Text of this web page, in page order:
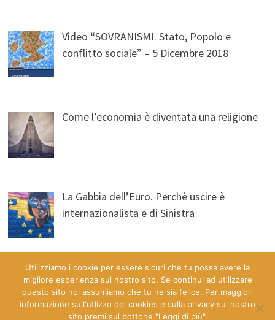
Video “SOVRANISMI. Stato, Popolo e
conflitto sociale” – 5 Dicembre 2018
Come l’economia è diventata una religione
La Gabbia dell’Euro. Perchè uscire è
internazionalista e di Sinistra
Utilizziamo i cookie per essere sicuri che tu possa avere la
migliore esperienza sul nostro sito. Se continui ad utilizzare
questo sito noi assumiamo che tu ne sia felice. Per maggiori
informazione sull'utlizzo dei cookies e sulla privacy sul nostro
sito premi sul bottone "Leggi di più".